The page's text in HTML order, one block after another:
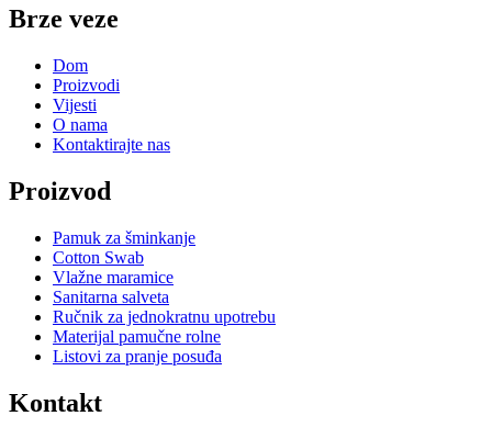
Brze veze
Dom
Proizvodi
Vijesti
O nama
Kontaktirajte nas
Proizvod
Pamuk za šminkanje
Cotton Swab
Vlažne maramice
Sanitarna salveta
Ručnik za jednokratnu upotrebu
Materijal pamučne rolne
Listovi za pranje posuđa
Kontakt